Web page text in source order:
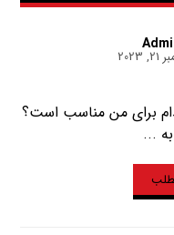
2023
برای من مناسب است؟
...